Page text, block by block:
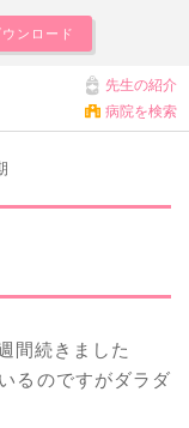
ンロード
先生の紹介
病院を検索
間続きました
るのですがダラダ